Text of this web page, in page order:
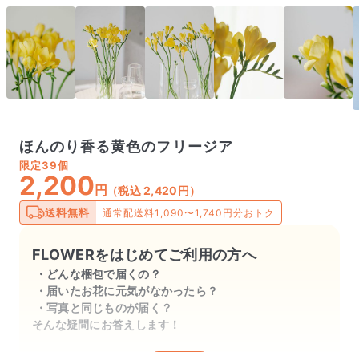
ほんのり香る黄色のフリージア
限定39個
2,200 円 （税込 2,420円）
送料無料 通常配送料1,090〜1,740円分おトク
FLOWERをはじめてご利用の方へ
どんな梱包で届くの？
届いたお花に元気がなかったら？
写真と同じものが届く？
そんな疑問にお答えします！